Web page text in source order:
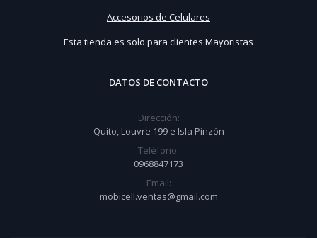
Accesorios de Celulares
Esta tienda es solo para clientes Mayoristas
DATOS DE CONTACTO
Dirección:
Quito, Louvre 199 e Isla Pinzón
Teléfono:
0968847173
Email:
mobicell.ventas@gmail.com